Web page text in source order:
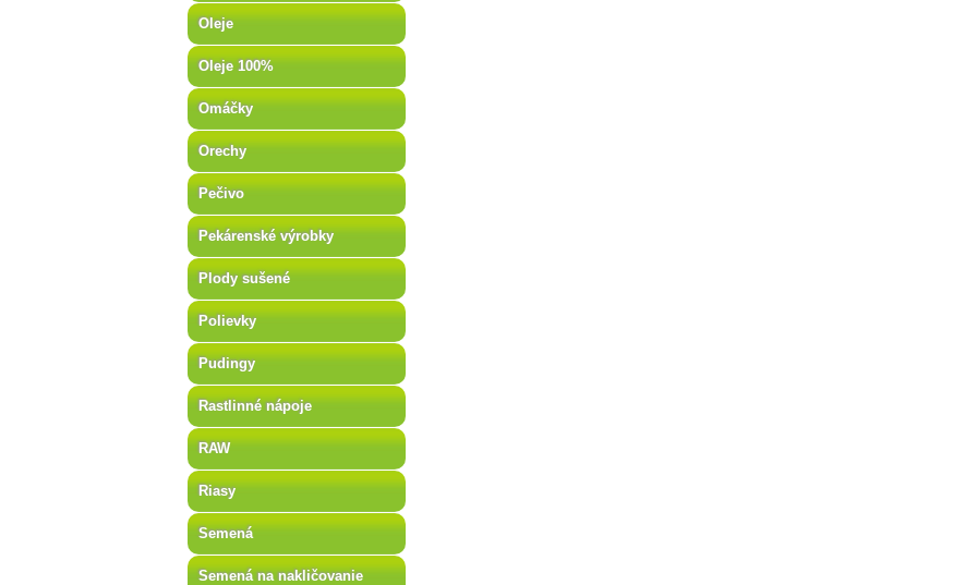
Oleje
Oleje 100%
Omáčky
Orechy
Pečivo
Pekárenské výrobky
Plody sušené
Polievky
Pudingy
Rastlinné nápoje
RAW
Riasy
Semená
Semená na nakličovanie